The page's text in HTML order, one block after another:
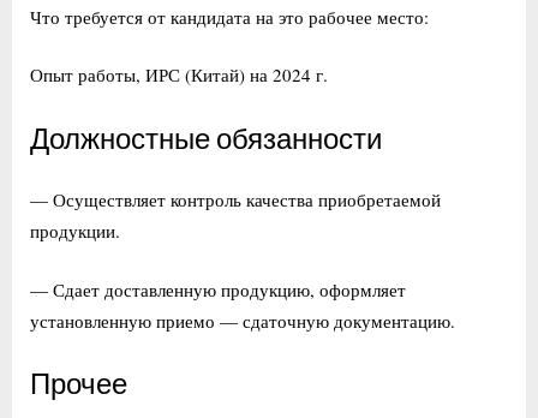
Что требуется от кандидата на это рабочее место:
Опыт работы, ИРС (Китай) на 2024 г.
Должностные обязанности
— Осуществляет контроль качества приобретаемой
продукции.
— Сдает доставленную продукцию, оформляет
установленную приемо — сдаточную документацию.
Прочее